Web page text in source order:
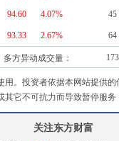
94.60 4.07% 45
93.33 2.67% 64
多方异动成交量： 173
。投资者依据本网站提供
它不可抗力而导致暂停服
关注东方财富